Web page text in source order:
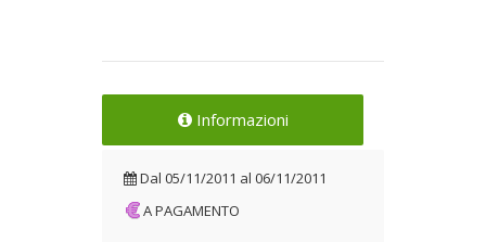
Informazioni
Dal 05/11/2011 al 06/11/2011
A PAGAMENTO